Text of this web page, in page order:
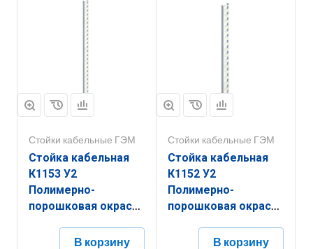
Стойки кабельные ГЭМ
Стойка кабельная
К1153 У2
Полимерно-
порошковая окраска
В корзину
Стойки кабельные ГЭМ
Стойка кабельная
К1152 У2
Полимерно-
порошковая окраска
В корзину